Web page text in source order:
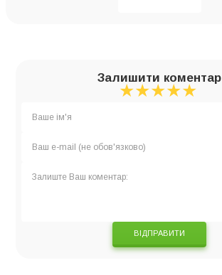
Залишити коментар
★
★★
★★★
★★★★
★★★★★
ВІДПРАВИТИ